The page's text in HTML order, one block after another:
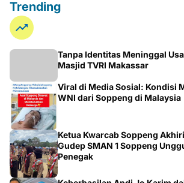
Trending
Tanpa Identitas Meninggal
Masjid TVRI Makassar
Viral di Media Sosial: Kondisi
Ketua Kwarcab Soppeng Akhiri
Gudep SMAN 1 Soppeng